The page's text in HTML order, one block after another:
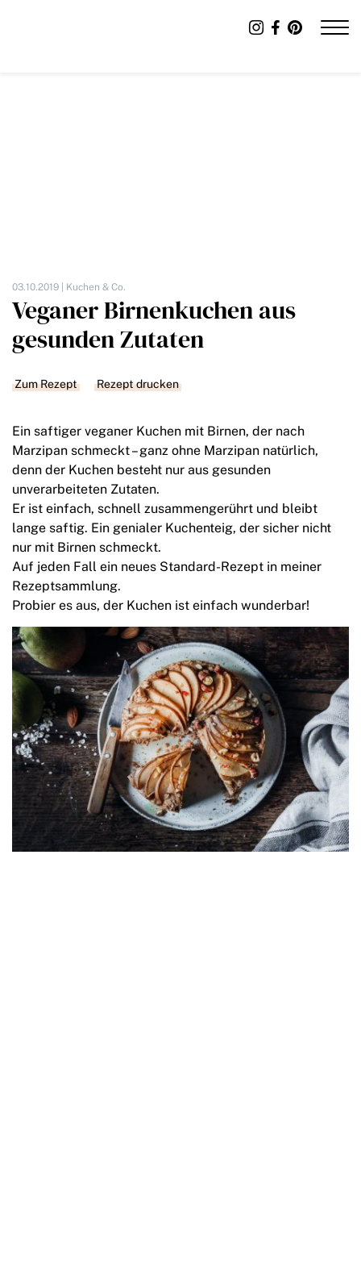
03.10.2019 | Kuchen & Co.
Veganer Birnenkuchen aus
gesunden Zutaten
Zum Rezept Rezept drucken
Ein saftiger veganer Kuchen mit Birnen, der nach
Marzipan schmeckt – ganz ohne Marzipan natürlich,
denn der Kuchen besteht nur aus gesunden
unverarbeiteten Zutaten.
Er ist einfach, schnell zusammengerührt und bleibt
lange saftig. Ein genialer Kuchenteig, der sicher nicht
nur mit Birnen schmeckt.
Auf jeden Fall ein neues Standard-Rezept in meiner
Rezeptsammlung.
Probier es aus, der Kuchen ist einfach wunderbar!